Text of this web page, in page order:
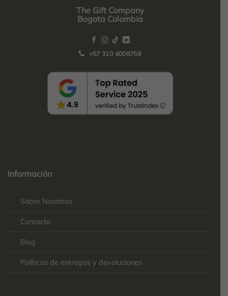
The Gift Company
Bogota Colombia
+57 310 4008758
2025-
Información
Sobre Nosotros
Contacto
Blog
Políticas de entregas y devoluciones